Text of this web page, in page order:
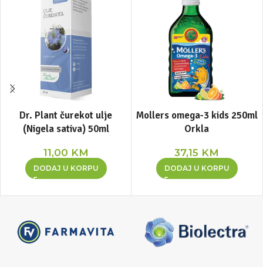
Dr. Plant čurekot ulje
(Nigela sativa) 50ml
11,00 KM
DODAJ U KORPU
Mollers omega-3 kids 250ml
Orkla
37,15 KM
DODAJ U KORPU